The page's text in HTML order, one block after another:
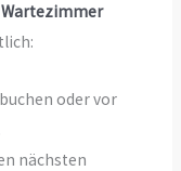
oder vor
nächsten